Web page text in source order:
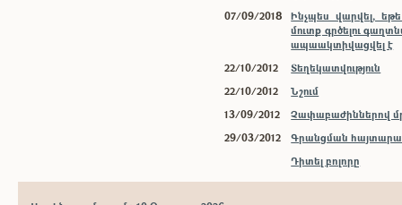
07/09/2018
Ինչպես վարվել,
մուտք գրծելու
ապաակտիվացվել է
22/10/2012
Տեղեկատվություն
22/10/2012
Նշում
13/09/2012
Չափաբաժիններով
29/03/2012
Գրանցման
Դիտել բոլորը